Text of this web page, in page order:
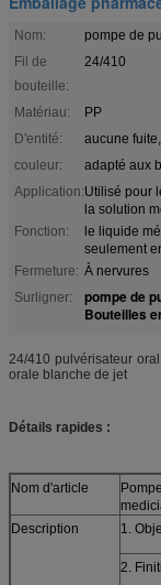
Nom:
pompe de
Fil de
bouteille:
24/410
Matériau:
PP
D'entité:
aucune
couleur:
adapté aux
Application:Utilisé pour
la solution
Fonction:
le liquide
seulement
Fermeture: À nervures
Surligner:
pompe de
Bouteilles
24/410 pulvérisateur
orale blanche de jet
Détails rapides :
Nom d'article
Description
1.
2.